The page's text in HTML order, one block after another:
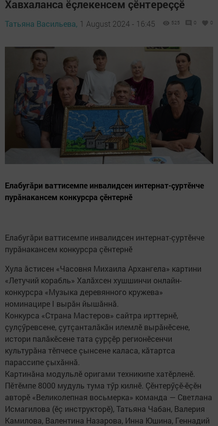
Хавхаланса ӗçлекенсем çӗнтереççӗ
Татьяна Васильева, 1 August 2024 - 16:45 525 0 0
Елабугăри ваттисемпе инвалидсен интернат-çуртӗнче
пурăнакансем конкурсра çӗнтернӗ
Елабугăри ваттисемпе инвалидсен интернат-çуртӗнче
пурăнакансем конкурсра çӗнтернӗ
Хула ăстисен «Часовня Михаила Архангела» картини
«Летучий корабль» Халăхсен хушшинчи онлайн-
конкурсра «Музыка деревянного кружева»
номинацире I вырăн йышăннă.
Конкурса «Страна Мастеров» сайтра ирттернӗ,
çулçӳревсене, çутçанталăкăн илемлӗ вырăнӗсене,
истори палăкӗсене тата çурçӗр регионӗсенчи
культурăна тӗпчесе çынсене каласа, кăтартса
парассипе çыхăннă.
Картинăна модульлӗ оригами техникипе хатӗрленӗ.
Пӗтӗмпе 8000 мудуль тума тӳр килнӗ. Çӗнтерӳçӗ-ӗçӗн
авторӗ «Великолепная восьмерка» команда — Светлана
Исмагилова (ӗç инструкторӗ), Татьяна Чабан, Валерия
Камилова, Валентина Назарова, Инна Юшина, Геннадий